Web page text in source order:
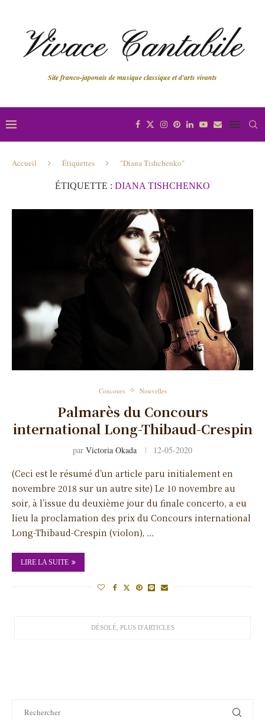
Site franco-japonais de musique classique et d'arts vivants
Accueil Étiquettes "Diana Tishchenko"
ÉTIQUETTE : DIANA TISHCHENKO
Concours Nouvelles
Palmarès du Concours
international Long-Thibaud-Crespin
par Victoria Okada 12-05-2020
(Ceci est le résumé d’un article paru initialement en
novembre 2018 sur un autre site) Le 10 novembre au
soir, à l’issue du deuxième jour du finale concerto, a eu
lieu la proclamation des prix du Concours international
Long-Thibaud-Crespin (violon), …
LIRE LA SUITE
FOLLOW US